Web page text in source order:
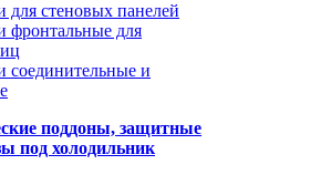
для стеновых панелей
фронтальные для
соединительные и
поддоны, защитные
под холодильник